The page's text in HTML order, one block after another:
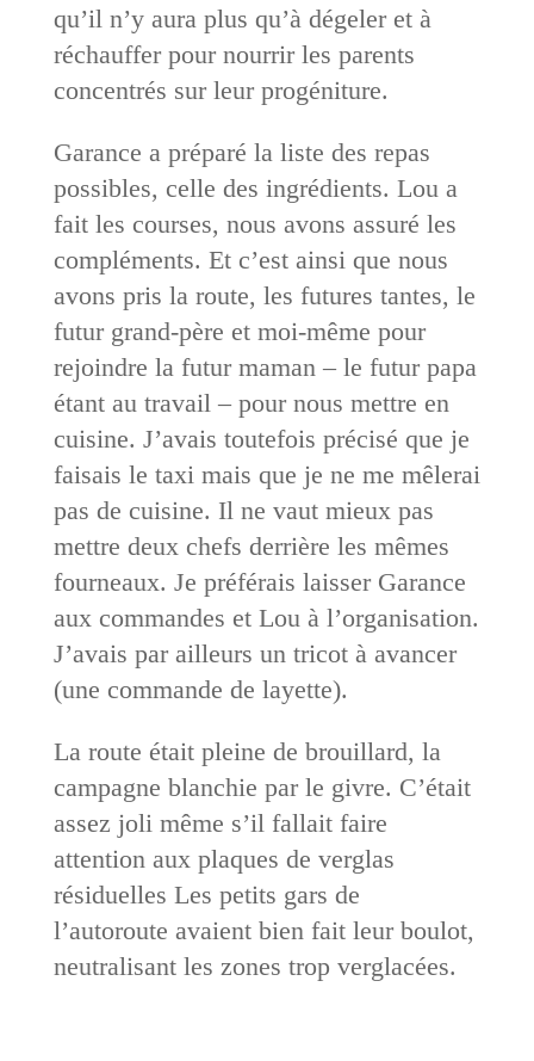
qu’il n’y aura plus qu’à dégeler et à
réchauffer pour nourrir les parents
concentrés sur leur progéniture.
Garance a préparé la liste des repas
possibles, celle des ingrédients. Lou a
fait les courses, nous avons assuré les
compléments. Et c’est ainsi que nous
avons pris la route, les futures tantes, le
futur grand-père et moi-même pour
rejoindre la futur maman – le futur papa
étant au travail – pour nous mettre en
cuisine. J’avais toutefois précisé que je
faisais le taxi mais que je ne me mêlerai
pas de cuisine. Il ne vaut mieux pas
mettre deux chefs derrière les mêmes
fourneaux. Je préférais laisser Garance
aux commandes et Lou à l’organisation.
J’avais par ailleurs un tricot à avancer
(une commande de layette).
La route était pleine de brouillard, la
campagne blanchie par le givre. C’était
assez joli même s’il fallait faire
attention aux plaques de verglas
résiduelles Les petits gars de
l’autoroute avaient bien fait leur boulot,
neutralisant les zones trop verglacées.